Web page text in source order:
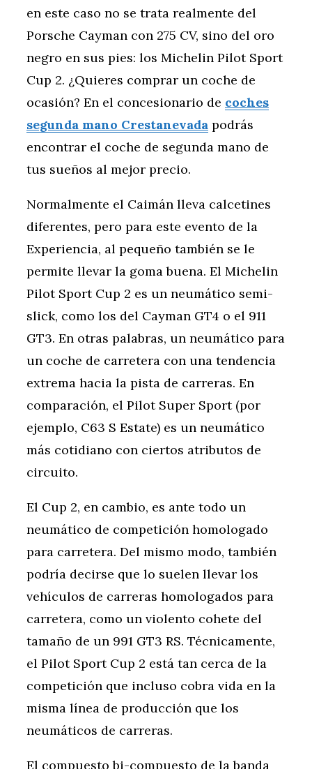
en este caso no se trata realmente del
Porsche Cayman con 275 CV, sino del oro
negro en sus pies: los Michelin Pilot Sport
Cup 2. ¿Quieres comprar un coche de
ocasión? En el concesionario de coches
segunda mano Crestanevada podrás
encontrar el coche de segunda mano de
tus sueños al mejor precio.
Normalmente el Caimán lleva calcetines
diferentes, pero para este evento de la
Experiencia, al pequeño también se le
permite llevar la goma buena. El Michelin
Pilot Sport Cup 2 es un neumático semi-
slick, como los del Cayman GT4 o el 911
GT3. En otras palabras, un neumático para
un coche de carretera con una tendencia
extrema hacia la pista de carreras. En
comparación, el Pilot Super Sport (por
ejemplo, C63 S Estate) es un neumático
más cotidiano con ciertos atributos de
circuito.
El Cup 2, en cambio, es ante todo un
neumático de competición homologado
para carretera. Del mismo modo, también
podría decirse que lo suelen llevar los
vehículos de carreras homologados para
carretera, como un violento cohete del
tamaño de un 991 GT3 RS. Técnicamente,
el Pilot Sport Cup 2 está tan cerca de la
competición que incluso cobra vida en la
misma línea de producción que los
neumáticos de carreras.
El compuesto bi-compuesto de la banda